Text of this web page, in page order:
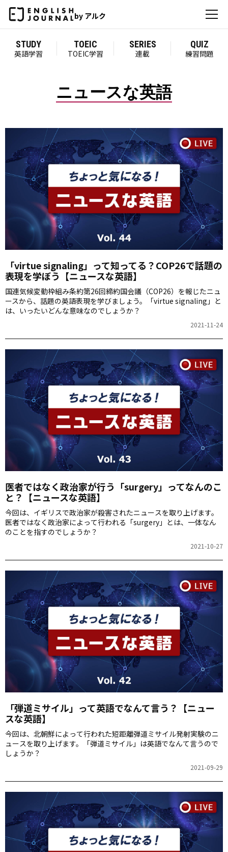
by アルク
STUDY
英語学習
TOEIC
TOEIC学習
SERIES
連載
QUIZ
練習問題
ニュースな英語
「virtue signaling」って知ってる？COP26で話題の
表現を学ぼう【ニュースな英語】
国連気候変動枠組み条約第26回締約国会議（COP26）を報じたニュ
ースから、話題の英語表現を学びましょう。「virtue signaling」と
は、いったいどんな意味なのでしょうか？
2021-11-24
医者ではなく政治家が行う「surgery」ってなんのこ
と？【ニュースな英語】
今回は、イギリスで政治家が殺害されたニュースを取り上げます。
医者ではなく政治家によって行われる「surgery」とは、一体なん
のことを指すのでしょうか？
2021-10-27
「弾道ミサイル」って英語でなんて言う？【ニュー
スな英語】
今回は、北朝鮮によって行われた短距離弾道ミサイル発射実験のニ
ュースを取り上げます。「弾道ミサイル」は英語でなんて言うので
しょうか？
2021-09-29